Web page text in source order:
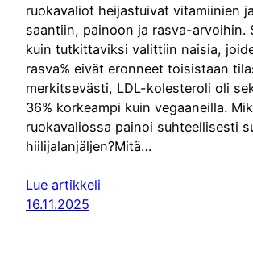
ruokavaliot heijastuivat vitamiinien
saantiin, painoon ja rasva-arvoihin.
kuin tutkittaviksi valittiin naisia,
rasva% eivät eronneet toisistaan
merkitsevästi, LDL-kolesteroli oli
36% korkeampi kuin vegaaneilla.
ruokavaliossa painoi suhteellisesti
hiilijalanjäljen?Mitä…
Lue artikkeli
16.11.2025